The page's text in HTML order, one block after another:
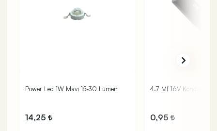
Power Led 1W Mavi 15-30 Lümen
14,25
4.7 Mf 16V Kondansatör
0,95